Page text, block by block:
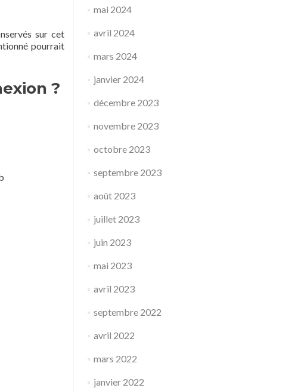
sur cet
pourrait
?
mai 2024
avril 2024
mars 2024
janvier 2024
décembre 2023
novembre 2023
octobre 2023
septembre 2023
août 2023
juillet 2023
juin 2023
mai 2023
avril 2023
septembre 2022
avril 2022
mars 2022
janvier 2022